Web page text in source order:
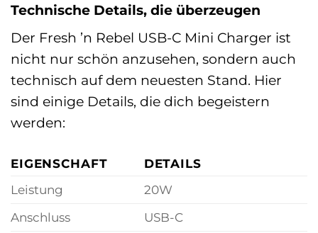
Technische Details, die überzeugen
Der Fresh ’n Rebel USB-C Mini Charger ist
nicht nur schön anzusehen, sondern auch
technisch auf dem neuesten Stand. Hier
sind einige Details, die dich begeistern
werden:
EIGENSCHAFT
DETAILS
Leistung
20W
Anschluss
USB-C